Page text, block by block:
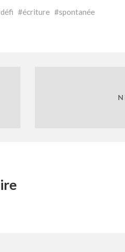
défi écriture spontanée